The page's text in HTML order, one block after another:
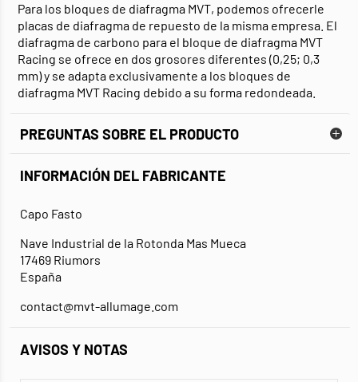
Para los bloques de diafragma MVT, podemos ofrecerle
placas de diafragma de repuesto de la misma empresa. El
diafragma de carbono para el bloque de diafragma MVT
Racing se ofrece en dos grosores diferentes (0,25; 0,3
mm) y se adapta exclusivamente a los bloques de
diafragma MVT Racing debido a su forma redondeada.
PREGUNTAS SOBRE EL PRODUCTO
INFORMACIÓN DEL FABRICANTE
Capo Fasto
Nave Industrial de la Rotonda Mas Mueca
17469 Riumors
España
contact@mvt-allumage.com
AVISOS Y NOTAS